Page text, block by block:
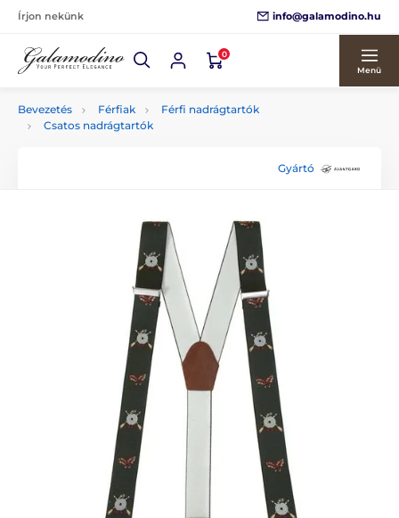
Írjon nekünk info@galamodino.hu
0
Menü
Bevezetés Férfiak
Férfi nadrágtartók
Csatos nadrágtartók
Gyártó